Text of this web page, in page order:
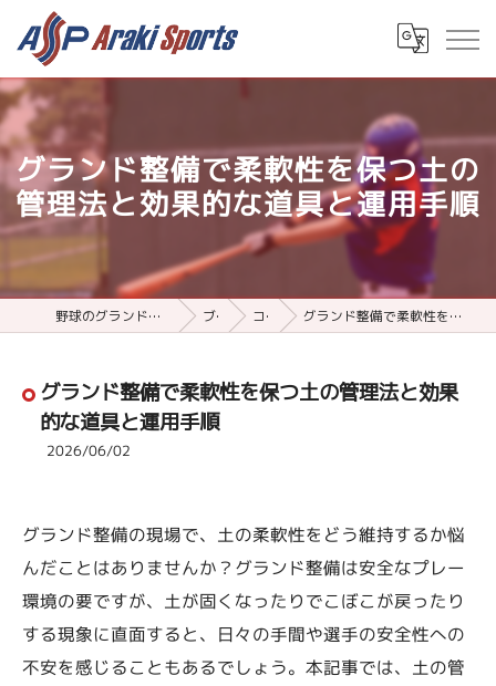
グランド整備で柔軟性を保つ土の
管理法と効果的な道具と運用手順
野球のグランド整備用品ならアラキスポーツ ブログ コラム グランド整備で柔軟性を保つ土の管理法と効果的な道具と運用手順
グランド整備で柔軟性を保つ土の管理法と効果
的な道具と運用手順
2026/06/02
グランド整備の現場で、土の柔軟性をどう維持するか悩
んだことはありませんか？グランド整備は安全なプレー
環境の要ですが、土が固くなったりでこぼこが戻ったり
する現象に直面すると、日々の手間や選手の安全性への
不安を感じることもあるでしょう。本記事では、土の管